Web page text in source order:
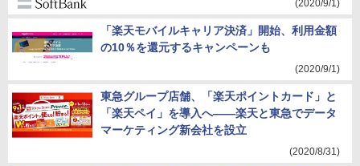
(2020/9/1)
「楽天モバイルキャリア決済」開始、利用金額
の10％を還元するキャンペーンも
(2020/9/1)
東急グループ店舗、「楽天ポイントカード」と
「楽天ペイ」を導入へ――楽天と東急でデータ
マーケティング新会社を設立
(2020/8/31)